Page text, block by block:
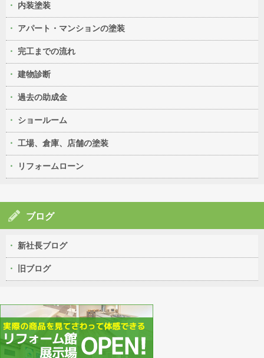
内装塗装
アパート・マンションの塗装
完工までの流れ
建物診断
過去の助成金
ショールーム
工場、倉庫、店舗の塗装
リフォームローン
ブログ
新社長ブログ
旧ブログ